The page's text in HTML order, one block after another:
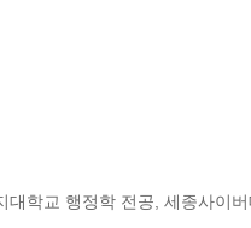
학교 행정학 전공, 세종사이